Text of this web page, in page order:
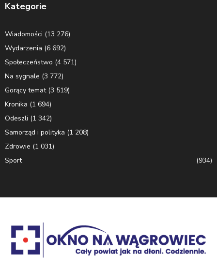
Kategorie
Wiadomości (13 276)
Wydarzenia (6 692)
Społeczeństwo (4 571)
Na sygnale (3 772)
Gorący temat(3 519)
Kronika (1 694)
Odeszli (1 342)
Samorząd i polityka (1 208)
Zdrowie (1 031)
Sport
(934)